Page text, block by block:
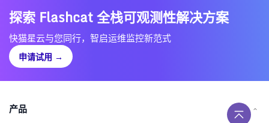
探索 Flashcat 全栈可观测性解决方案
快猫星云与您同行，智启运维监控新范式
申请试用 →
产品